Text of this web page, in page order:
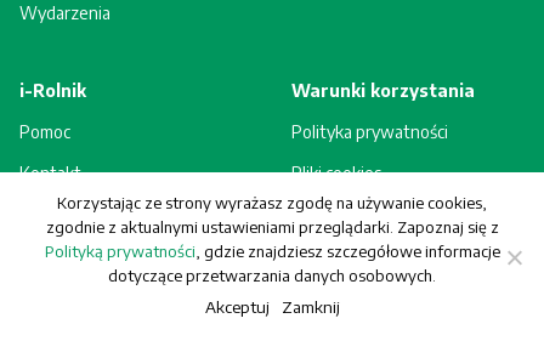
Wydarzenia
i-Rolnik
Pomoc
Kontakt
Rejestracja - korzyści
Warunki korzystania
Polityka prywatności
Pliki cookies
Regulamin
© Generali Towarzystwo Ubezpieczeń S.A. Wszelkie prawa zastrzeżone.
Korzystając ze strony wyrażasz zgodę na używanie cookies,
zgodnie z aktualnymi ustawieniami przeglądarki. Zapoznaj się z
Polityką prywatności , gdzie znajdziesz szczegółowe informacje
dotyczące przetwarzania danych osobowych.
Akceptuj Zamknij